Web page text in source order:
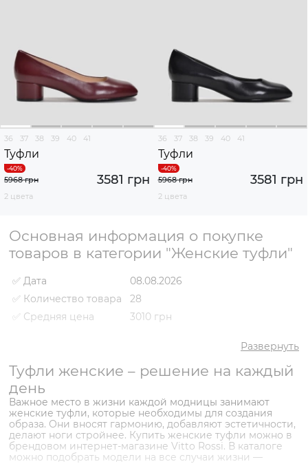
36 37 38 39 40 41
Туфли
3581 грн
5968 грн
2 цвета
36 37 38 39 40 41
Туфли
3581 грн
5968 грн
2 цвета
Основная информация о покупке
товаров в категории "Женские туфли"
✅ Дата
08.08.2026
✅ Количество товара
28
✅ Средняя цена
3010 грн
✅ Самый дорогой
товар
4409 грн
✅ Самый
популярный товар
- 4409 грн
Развернуть
Туфли женские – решение на каждый
день
Важное место в жизни каждой модницы занимают
женские туфли, которые необходимы для создания
образа. Они вносят гармонию, добавляют эстетичности,
делают ноги стройнее. Купить женские туфли можно в
брендовом интернет-магазине Vitto Rossi. В каталоге
можно подобрать модели на все случаи жизни —